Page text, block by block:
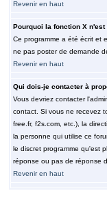
Revenir en haut
Pourquoi la fonction X
Ce programme a été écrit et
ne pas poster de demande
Revenir en haut
Qui dois-je contacter à
Vous devriez contacter
contact. Si vous ne recevez
free.fr, f2s.com, etc.), la
la personne qui utilise ce
le discret programme qu'est
réponse ou pas de réponse
Revenir en haut